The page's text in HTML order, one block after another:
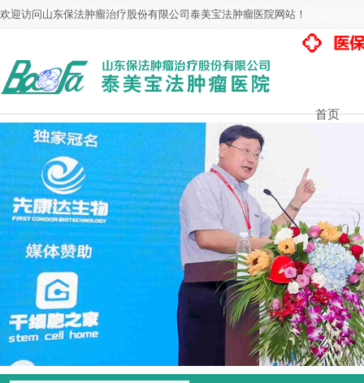
欢迎访问山东保法肿瘤治疗股份有限公司泰美宝法肿瘤医院网站！
首页